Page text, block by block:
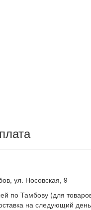
ул. Носовская, 9
по Тамбову (для
на следующий